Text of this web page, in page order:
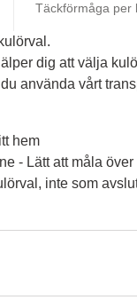
Täckförmåga per
dig att välja
använda vårt
hem
- Lätt att måla över
inte som